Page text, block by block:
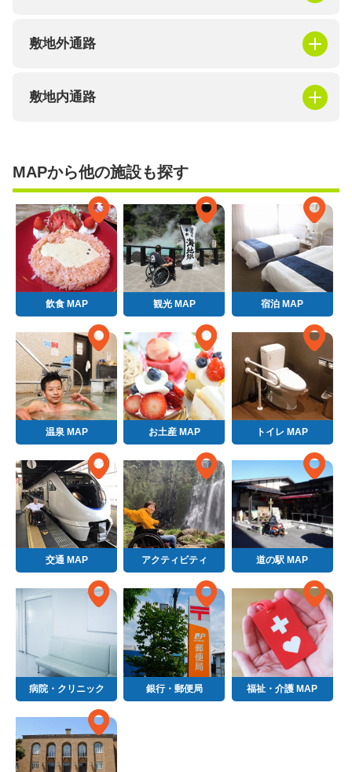
敷地外通路
敷地内通路
MAPから他の施設も探す
飲食 MAP 観光 MAP 宿泊 MAP
温泉 MAP お土産 MAP トイレ MAP
交通 MAP アクティビティ 道の駅 MAP
病院・クリニック 銀行・郵便局 福祉・介護 MAP